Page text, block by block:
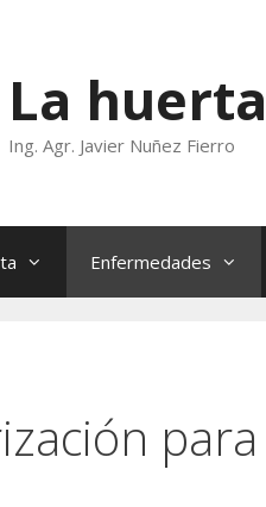
La
Ing. Agr. Javier Nuñez Fierro
Enfermedades